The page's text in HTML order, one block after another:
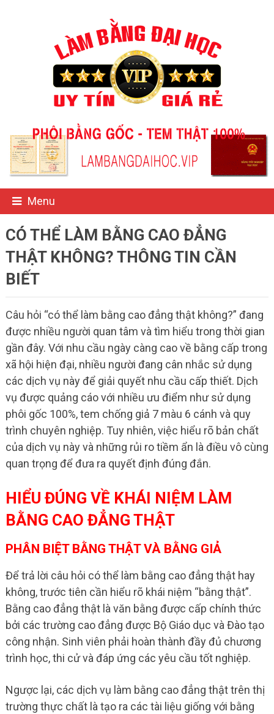
Menu
CÓ THỂ LÀM BẰNG CAO ĐẲNG
THẬT KHÔNG? THÔNG TIN CẦN
BIẾT
Câu hỏi “có thể làm bằng cao đẳng thật không?” đang
được nhiều người quan tâm và tìm hiểu trong thời gian
gần đây. Với nhu cầu ngày càng cao về bằng cấp trong
xã hội hiện đại, nhiều người đang cân nhắc sử dụng
các dịch vụ này để giải quyết nhu cầu cấp thiết. Dịch
vụ được quảng cáo với nhiều ưu điểm như sử dụng
phôi gốc 100%, tem chống giả 7 màu 6 cánh và quy
trình chuyên nghiệp. Tuy nhiên, việc hiểu rõ bản chất
của dịch vụ này và những rủi ro tiềm ẩn là điều vô cùng
quan trọng để đưa ra quyết định đúng đắn.
HIỂU ĐÚNG VỀ KHÁI NIỆM LÀM
BẰNG CAO ĐẲNG THẬT
PHÂN BIỆT BẰNG THẬT VÀ BẰNG GIẢ
Để trả lời câu hỏi có thể làm bằng cao đẳng thật hay
không, trước tiên cần hiểu rõ khái niệm “bằng thật”.
Bằng cao đẳng thật là văn bằng được cấp chính thức
bởi các trường cao đẳng được Bộ Giáo dục và Đào tạo
công nhận. Sinh viên phải hoàn thành đầy đủ chương
trình học, thi cử và đáp ứng các yêu cầu tốt nghiệp.
Ngược lại, các dịch vụ làm bằng cao đẳng thật trên thị
trường thực chất là tạo ra các tài liệu giống với bằng